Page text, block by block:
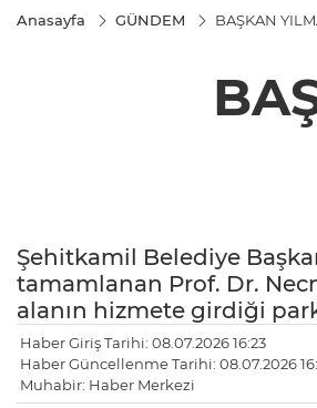
Anasayfa GÜNDEM BAŞKAN
Şehitkamil Belediye
tamamlanan Prof. Dr.
alanın hizmete girdiği
Haber Giriş Tarihi: 08.07.2026 16:23
Haber Güncellenme Tarihi: 08.07.2026
Muhabir: Haber Merkezi